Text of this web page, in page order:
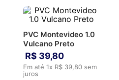
PVC Montevideo 1.0
Vulcano Preto
R$ 39,80
Em até1x R$ 39,80 sem
juros